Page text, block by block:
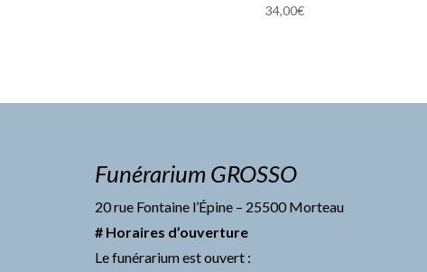
34,00€
Funérarium GROSSO
20 rue Fontaine l’Épine – 25500 Morteau
# Horaires d’ouverture
Le funérarium est ouvert :